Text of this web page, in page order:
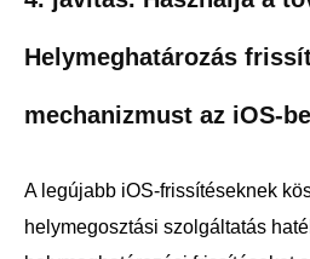
Helymeghatározás
mechanizmust az iOS-
A legújabb iOS-frissítéseknek
helymegosztási szolgáltatás